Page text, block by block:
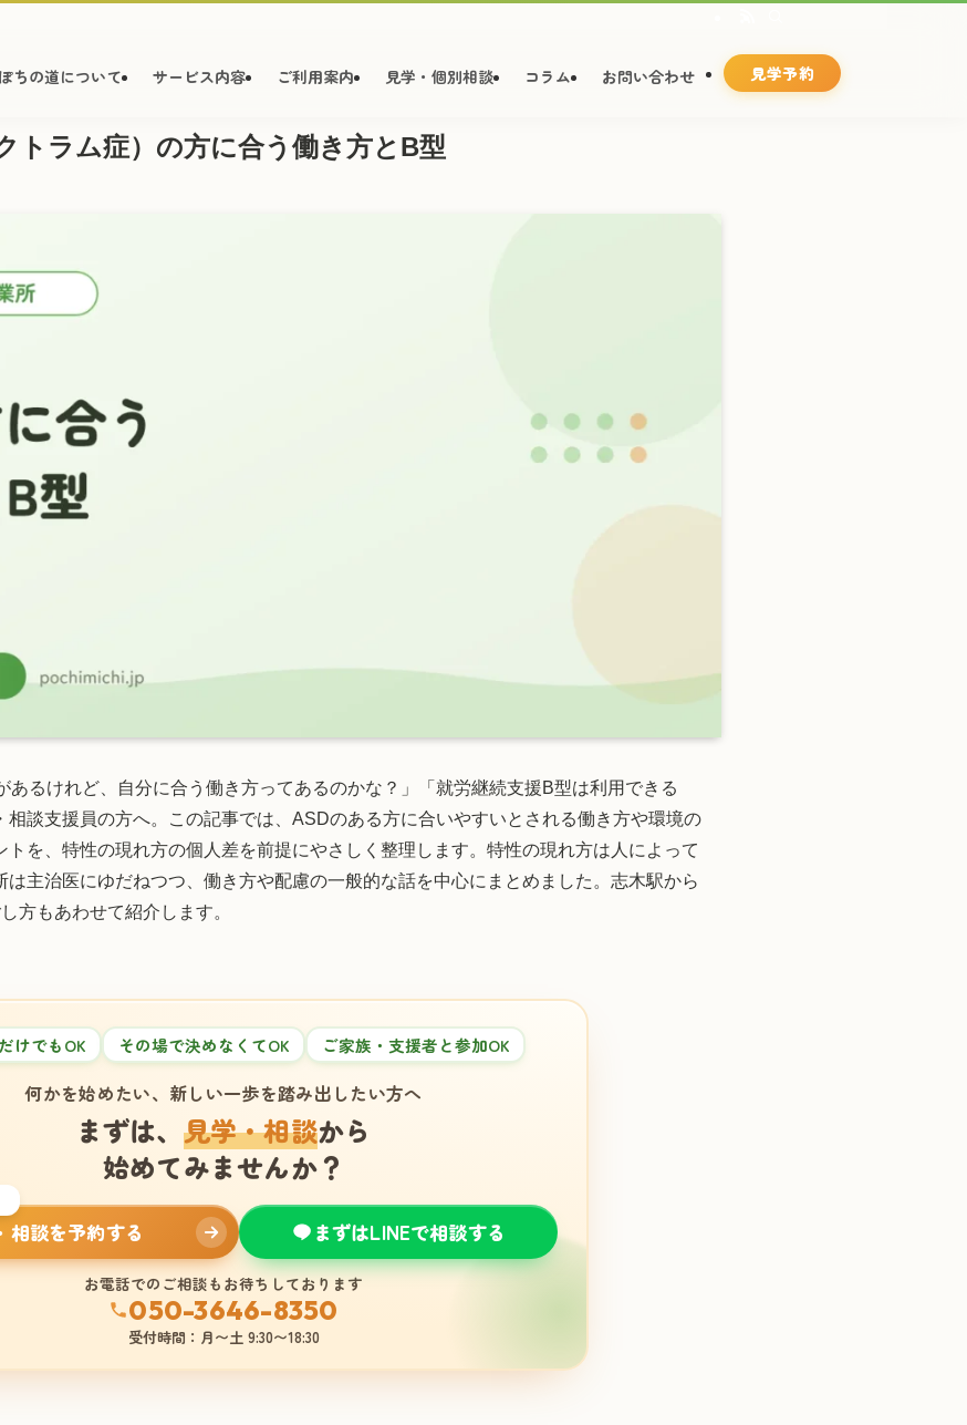
ちの道について サービス内容 ご利用案内 見学・個別相談 コラム お問い合わせ 見学予約
トラム症）の方に合う働き方とB型
あるけれど、自分に合う働き方ってあるのかな？」「就労継続支援B型は利用できる
談支援員の方へ。この記事では、ASDのある方に合いやすいとされる働き方や環境の
を、特性の現れ方の個人差を前提にやさしく整理します。特性の現れ方は人によって
主治医にゆだねつつ、働き方や配慮の一般的な話を中心にまとめました。志木駅から
方もあわせて紹介します。
けでもOK その場で決めなくてOK ご家族・支援者と参加OK
何かを始めたい、新しい一歩を踏み出したい方へ
まずは、 見学・相談から
始めてみませんか？
相談を予約する まずはLINEで相談する
お電話でのご相談もお待ちしております
050-3646-8350
受付時間：月〜土 9:30〜18:30